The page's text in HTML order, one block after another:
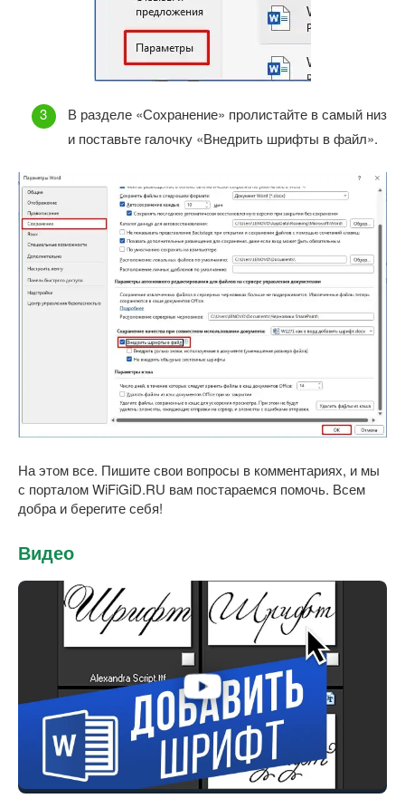
В разделе «Сохранение» пролистайте в самый низ
и поставьте галочку «Внедрить шрифты в файл».
На этом все. Пишите свои вопросы в комментариях, и мы
с порталом WiFiGiD.RU вам постараемся помочь. Всем
добра и берегите себя!
Видео